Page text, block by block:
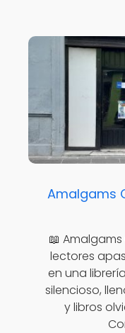
Amalgams
📖
lectores
en una
silencioso,
y libros